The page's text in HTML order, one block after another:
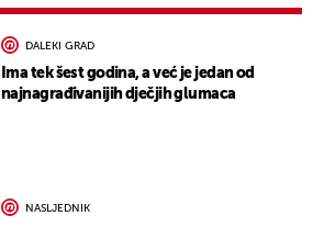
DALEKI GRAD
Ima tek šest godina, a već je jedan od
najnagrađivanijih dječjih glumaca
NASLJEDNIK